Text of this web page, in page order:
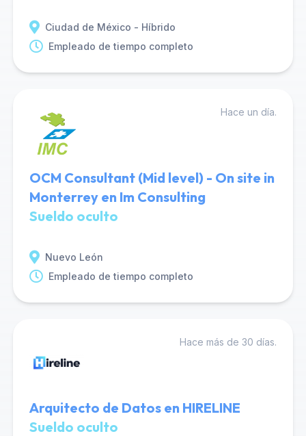
Ciudad de México - Híbrido
Empleado de tiempo completo
Hace un día.
OCM Consultant (Mid level) - On site in
Monterrey en Im Consulting
Sueldo oculto
Nuevo León
Empleado de tiempo completo
Hace más de 30 días.
Arquitecto de Datos en HIRELINE
Sueldo oculto